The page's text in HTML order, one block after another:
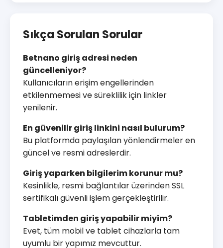
Sıkça Sorulan Sorular
Betnano giriş adresi neden
güncelleniyor?
Kullanıcıların erişim engellerinden
etkilenmemesi ve süreklilik için linkler
yenilenir.
En güvenilir giriş linkini nasıl bulurum?
Bu platformda paylaşılan yönlendirmeler en
güncel ve resmi adreslerdir.
Giriş yaparken bilgilerim korunur mu?
Kesinlikle, resmi bağlantılar üzerinden SSL
sertifikalı güvenli işlem gerçekleştirilir.
Tabletimden giriş yapabilir miyim?
Evet, tüm mobil ve tablet cihazlarla tam
uyumlu bir yapımız mevcuttur.